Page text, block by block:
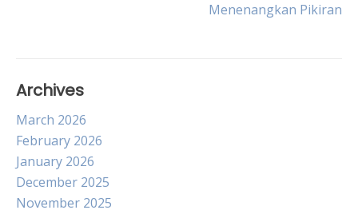
Menenangkan Pikiran
Archives
March 2026
February 2026
January 2026
December 2025
November 2025